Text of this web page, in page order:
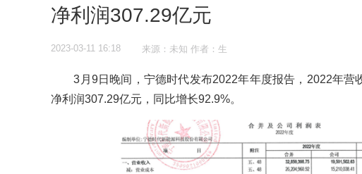
净利润307.29亿元
2023-03-11 16:18 来源：未知 作者：生
3月9日晚间，宁德时代发布2022年年度报告，2022年营
净利润307.29亿元，同比增长92.9%。